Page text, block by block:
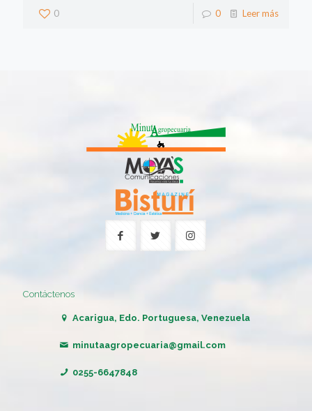
0 0 Leer más
Contáctenos
Acarigua, Edo. Portuguesa, Venezuela
minutaagropecuaria@gmail.com
0255-6647848